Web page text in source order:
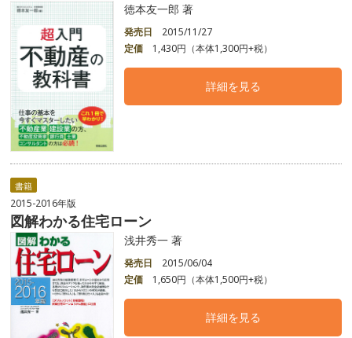
徳本友一郎 著
発売日
2015/11/27
定価
1,430円（本体1,300円+税）
詳細を見る
書籍
2015-2016年版
図解わかる住宅ローン
浅井秀一 著
発売日
2015/06/04
定価
1,650円（本体1,500円+税）
詳細を見る